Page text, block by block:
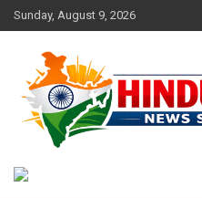
Skip
to
Sunday, August 9, 2026
Hindustan